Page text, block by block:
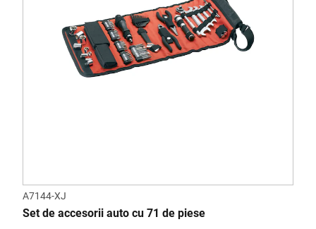
A7144-XJ
Set de accesorii auto cu 71 de piese